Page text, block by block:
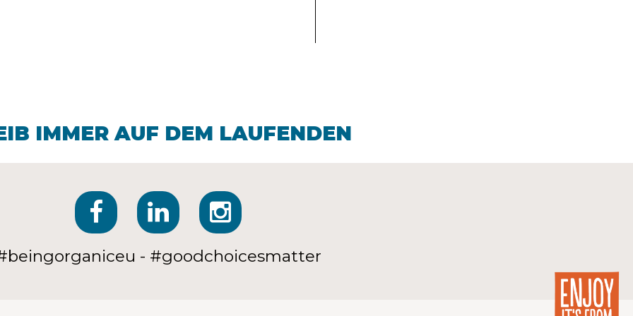
IMMER AUF DEM LAUFENDEN
- #goodchoicesmatter